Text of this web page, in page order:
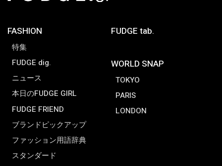
FASHION
特集
FUDGE dig.
ニュース
本日のFUDGE GIRL
FUDGE FRIEND
ブランドピックアップ
ファッション用語辞典
スタンダード
FUDGE tab.
WORLD SNAP
TOKYO
PARIS
LONDON